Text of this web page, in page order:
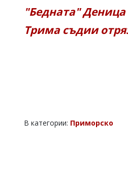
"Бедната"
Трима съдии
В категории: Приморско